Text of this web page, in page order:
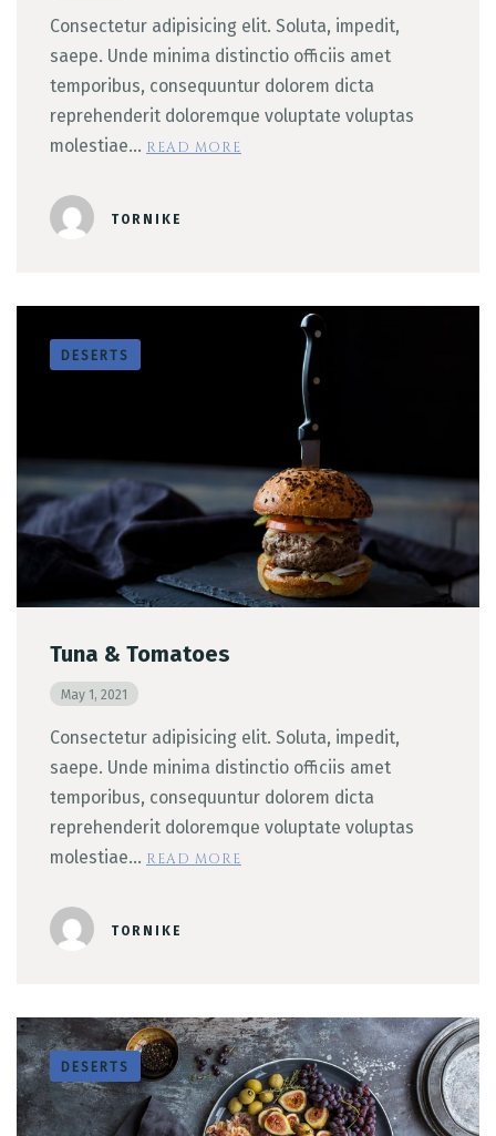
Consectetur adipisicing elit. Soluta, impedit,
saepe. Unde minima distinctio officiis amet
temporibus, consequuntur dolorem dicta
reprehenderit doloremque voluptate voluptas
molestiae… READ MORE
TORNIKE
DESERTS
Tuna & Tomatoes
May 1, 2021
Consectetur adipisicing elit. Soluta, impedit,
saepe. Unde minima distinctio officiis amet
temporibus, consequuntur dolorem dicta
reprehenderit doloremque voluptate voluptas
molestiae… READ MORE
TORNIKE
DESERTS